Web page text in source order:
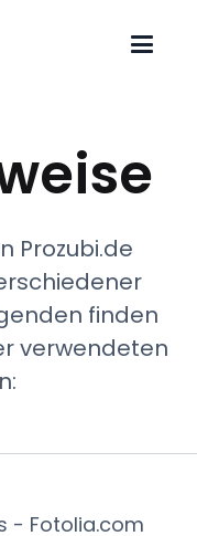
Prozubi.de
finden
verwendeten
- Fotolia.com